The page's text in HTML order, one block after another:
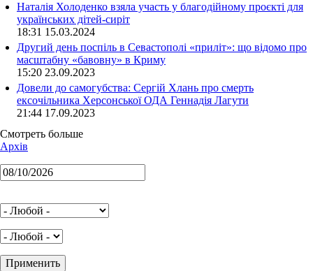
Наталія Холоденко взяла участь у благодійному проєкті для
українських дітей-сиріт
18:31 15.03.2024
Другий день поспіль в Севастополі «приліт»: що відомо про
масштабну «бавовну» в Криму
15:20 23.09.2023
Довели до самогубства: Сергій Хлань про смерть
ексочільника Херсонської ОДА Геннадія Лагути
21:44 17.09.2023
Смотреть больше
Архів